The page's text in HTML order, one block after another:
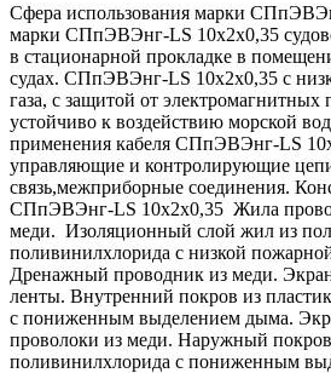
Сфера использования марки
марки СПпЭВЭнг-LS 10х2х0,35
в стационарной прокладке в
судах. СПпЭВЭнг-LS 10х2х0,35 с
газа, с защитой от электромагнитных
устойчиво к воздействию морской
применения кабеля СПпЭВЭнг-LS
управляющие и контролирующие
связь,межприборные соединения.
СПпЭВЭнг-LS 10х2х0,35 Жила
меди. Изоляционный слой жил из
поливинилхлорида с низкой
Дренажный проводник из меди.
ленты. Внутренний покров из
с пониженным выделением дыма.
проволоки из меди. Наружный
поливинилхлорида с пониженным